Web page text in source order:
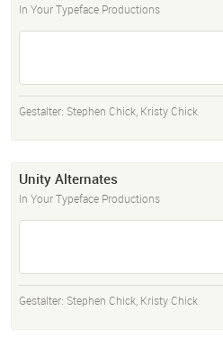
In Your Typeface Productions
Gestalter: Stephen Chick, Kristy Chick
Unity Alternates
In Your Typeface Productions
Gestalter: Stephen Chick, Kristy Chick